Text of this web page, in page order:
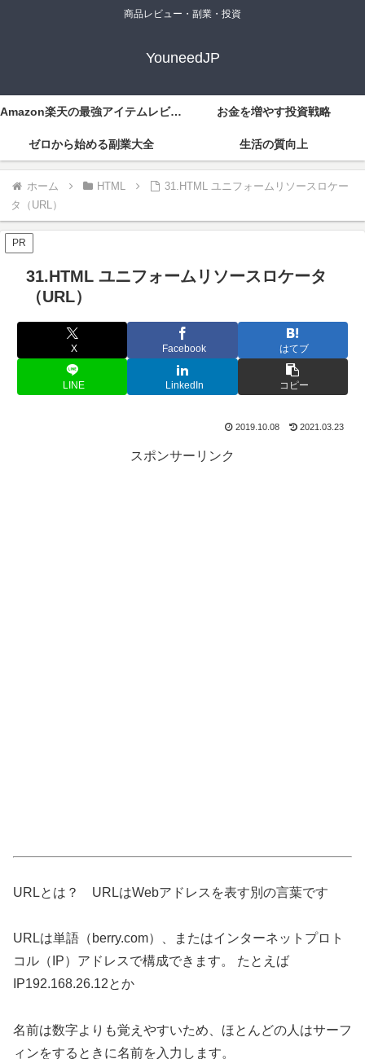
商品レビュー・副業・投資
YouneedJP
Amazon楽天の最強アイテムレビュー お金を増やす投資戦略
ゼロから始める副業大全 生活の質向上
ホーム HTML
31.HTML ユニフォームリソースロケー
タ（URL）
PR
31.HTML ユニフォームリソースロケータ
（URL）
X Facebook はてブ
LINE LinkedIn コピー
2019.10.08 2021.03.23
スポンサーリンク
URLとは？ URLはWebアドレスを表す別の言葉です
URLは単語（berry.com）、またはインターネットプロト
コル（IP）アドレスで構成できます。 たとえば
IP192.168.26.12とか
名前は数字よりも覚えやすいため、ほとんどの人はサーフ
ィンをするときに名前を入力します。